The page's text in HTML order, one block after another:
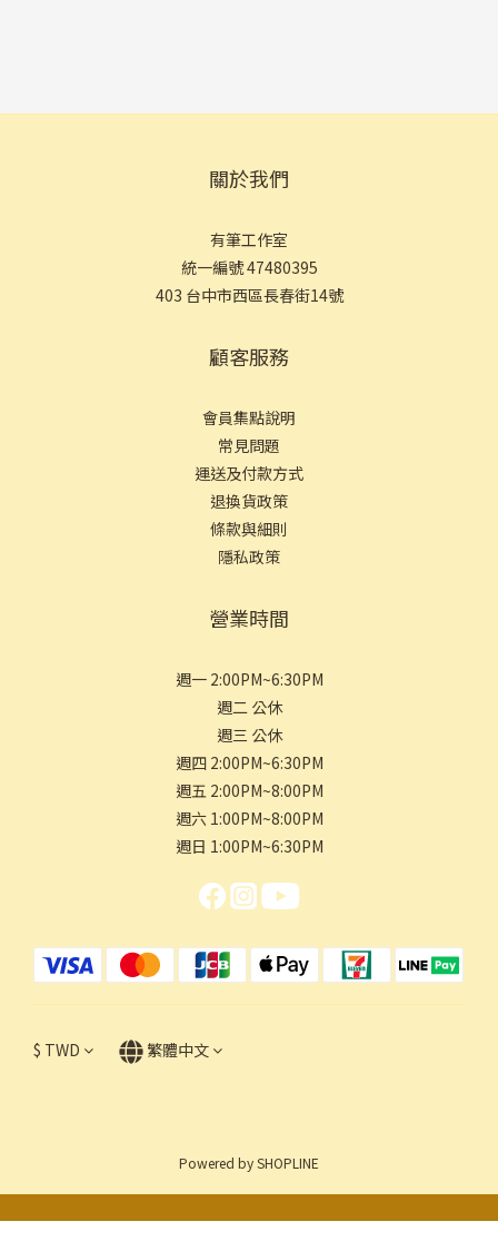
關於我們
有筆工作室
統一編號 47480395
403 台中市西區長春街14號
顧客服務
會員集點說明
常見問題
運送及付款方式
退換貨政策
條款與細則
隱私政策
營業時間
週一 2:00PM~6:30PM
週二 公休
週三 公休
週四 2:00PM~6:30PM
週五 2:00PM~8:00PM
週六 1:00PM~8:00PM
週日 1:00PM~6:30PM
$ TWD 繁體中文
Powered by SHOPLINE